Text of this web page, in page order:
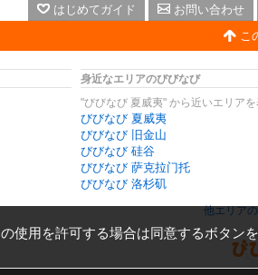
はじめてガイド お問い合わせ
こ
身近なエリアのびびなび
"びびなび 夏威夷" から近いエリア
びびなび 夏威夷
びびなび 旧金山
びびなび 硅谷
びびなび 萨克拉门托
びびなび 洛杉矶
他エリア
使用を許可する場合は同意するボタン